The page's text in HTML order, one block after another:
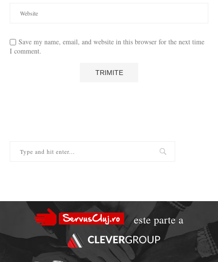
Save my name, email, and website in this browser for the next time
I comment.
este parte a